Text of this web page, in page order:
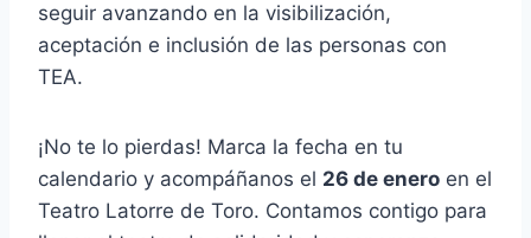
seguir avanzando en la visibilización,
aceptación e inclusión de las personas con
TEA.
¡No te lo pierdas! Marca la fecha en tu
calendario y acompáñanos el 26 de enero en el
Teatro Latorre de Toro. Contamos contigo para